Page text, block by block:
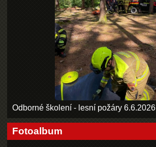
Odborné školení - lesní požáry 6.6.2026
Fotoalbum